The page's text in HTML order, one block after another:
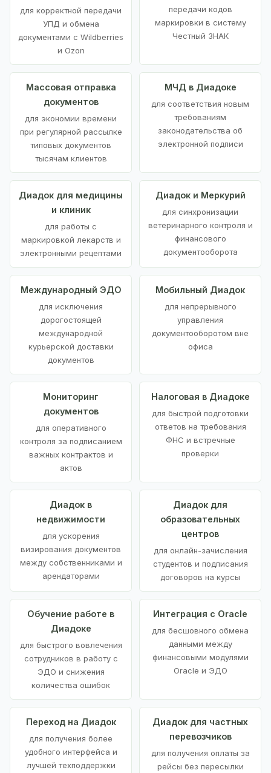
для корректной передачи
УПД и обмена
документами с Wildberries
и Ozon
передачи кодов
маркировки в систему
Честный ЗНАК
Массовая отправка
документов
для экономии времени
при регулярной рассылке
типовых документов
тысячам клиентов
МЧД в Диадоке
для соответствия новым
требованиям
законодательства об
электронной подписи
Диадок для медицины
и клиник
для работы с
маркировкой лекарств и
электронными рецептами
Диадок и Меркурий
для синхронизации
ветеринарного контроля и
финансового
документооборота
Международный ЭДО
для исключения
дорогостоящей
международной
курьерской доставки
документов
Мобильный Диадок
для непрерывного
управления
документооборотом вне
офиса
Мониторинг
документов
для оперативного
контроля за подписанием
важных контрактов и
актов
Налоговая в Диадоке
для быстрой подготовки
ответов на требования
ФНС и встречные
проверки
Диадок в
недвижимости
для ускорения
визирования документов
между собственниками и
арендаторами
Диадок для
образовательных
центров
для онлайн-зачисления
студентов и подписания
договоров на курсы
Обучение работе в
Диадоке
для быстрого вовлечения
сотрудников в работу с
ЭДО и снижения
количества ошибок
Интеграция с Oracle
для бесшовного обмена
данными между
финансовыми модулями
Oracle и ЭДО
Переход на Диадок
для получения более
удобного интерфейса и
лучшей техподдержки
Диадок для частных
перевозчиков
для получения оплаты за
рейсы без пересылки